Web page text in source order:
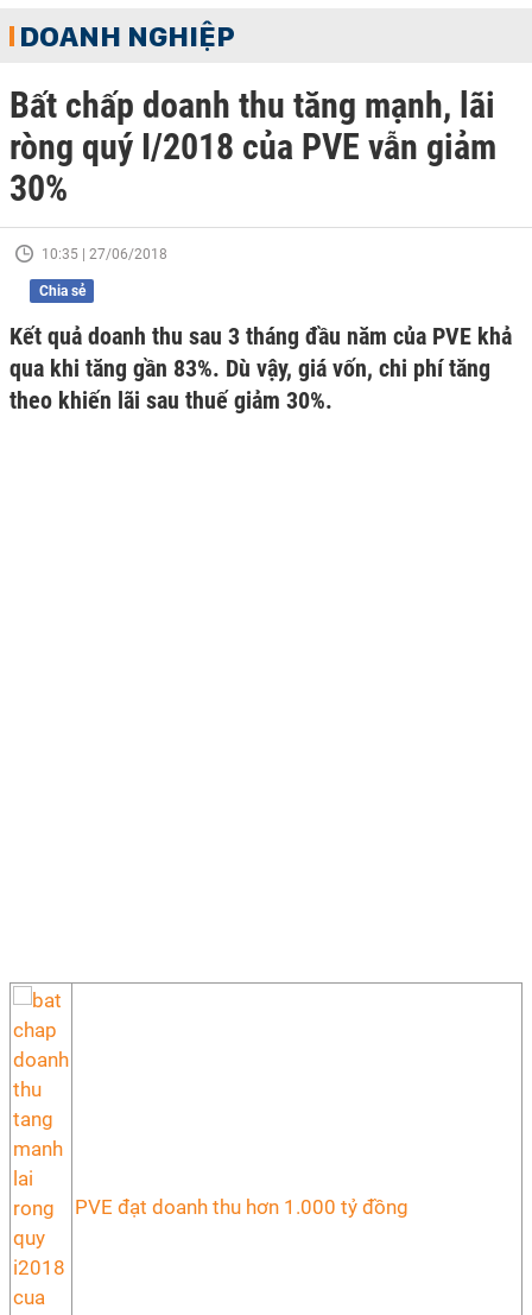
DOANH NGHIỆP
Bất chấp doanh thu tăng mạnh, lãi
ròng quý I/2018 của PVE vẫn giảm
30%
10:35 | 27/06/2018
Chia sẻ
Kết quả doanh thu sau 3 tháng đầu năm của PVE khả
qua khi tăng gần 83%. Dù vậy, giá vốn, chi phí tăng
theo khiến lãi sau thuế giảm 30%.
PVE đạt doanh thu hơn 1.000 tỷ đồng